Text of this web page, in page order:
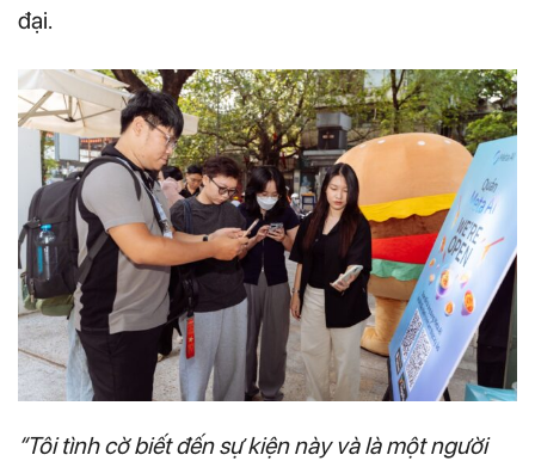
đại.
“Tôi tình cờ biết đến sự kiện này và là một người